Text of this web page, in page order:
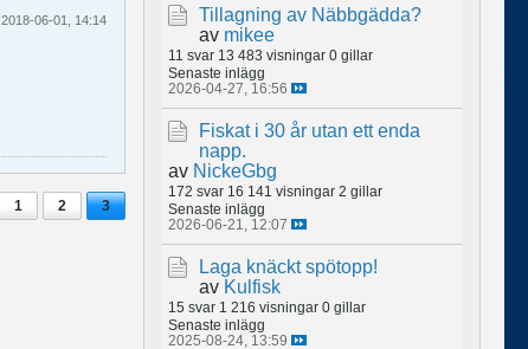
2018-06-01, 14:14
1 2 3
Tillagning av Näbbgädda?
av mikee
11 svar 13 483 visningar 0 gillar
Senaste inlägg
2026-04-27, 16:56
Fiskat i 30 år utan ett enda
napp.
av NickeGbg
172 svar 16 141 visningar 2 gillar
Senaste inlägg
2026-06-21, 12:07
Laga knäckt spötopp!
av Kulfisk
15 svar 1 216 visningar 0 gillar
Senaste inlägg
2025-08-24, 13:59